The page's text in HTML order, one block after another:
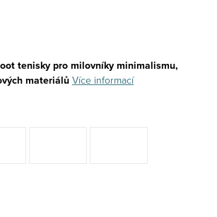
tenisky pro milovníky minimalismu,
materiálů Více informací